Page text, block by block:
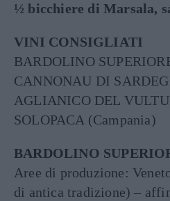
½ bicchiere di Marsala,
VINI CONSIGLIATI
BARDOLINO
CANNONAU DI
AGLIANICO DEL
SOLOPACA (Campania)
BARDOLINO
Aree di produzione:
di antica tradizione) –